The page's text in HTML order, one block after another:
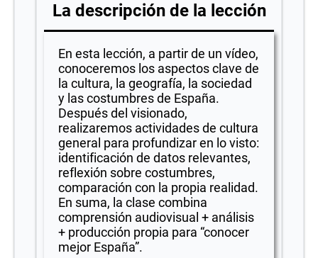
La descripción de la lección
En esta lección, a partir de un vídeo,
conoceremos los aspectos clave de
la cultura, la geografía, la sociedad
y las costumbres de España.
Después del visionado,
realizaremos actividades de cultura
general para profundizar en lo visto:
identificación de datos relevantes,
reflexión sobre costumbres,
comparación con la propia realidad.
En suma, la clase combina
comprensión audiovisual + análisis
+ producción propia para “conocer
mejor España”.